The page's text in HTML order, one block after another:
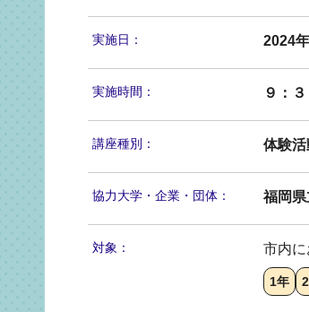
実施日： 2024
実施時間： ９：
講座種別： 体験活
協力大学・ 企業・団体： 福岡
対象： 市内
1年